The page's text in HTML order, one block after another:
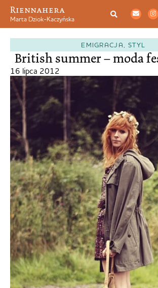
Riennahera
Marta Dziok-Kaczyńska
EMIGRACJA STYL
British summer – moda
16 lipca 2012